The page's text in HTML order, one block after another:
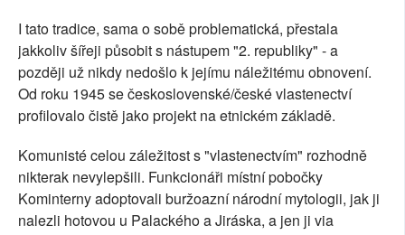
I tato tradice, sama o sobě problematická, přestala
jakkoliv šířeji působit s nástupem "2. republiky" - a
později už nikdy nedošlo k jejímu náležitému obnovení.
Od roku 1945 se československé/české vlastenectví
profilovalo čistě jako projekt na etnickém základě.
Komunisté celou záležitost s "vlastenectvím" rozhodně
nikterak nevylepšili. Funkcionáři místní pobočky
Kominterny adoptovali buržoazní národní mytologii, jak ji
nalezli hotovou u Palackého a Jiráska, a jen ji via